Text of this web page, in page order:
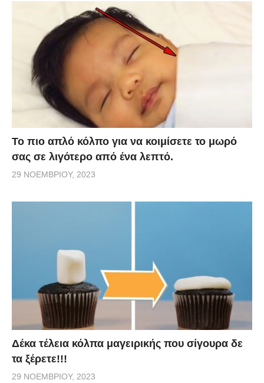
Το πιο απλό κόλπο για να κοιμίσετε το μωρό
σας σε λιγότερο από ένα λεπτό.
29 ΝΟΕΜΒΡΊΟΥ, 2023
Δέκα τέλεια κόλπα μαγειρικής που σίγουρα δε
τα ξέρετε!!!
29 ΝΟΕΜΒΡΊΟΥ, 2023